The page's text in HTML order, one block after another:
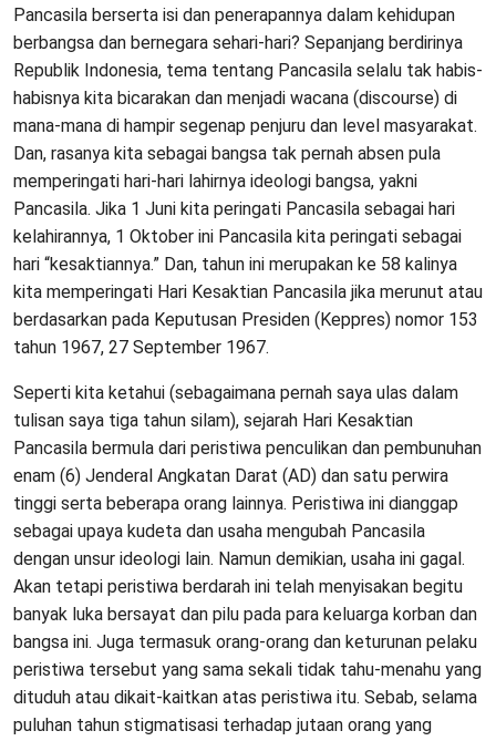
Pancasila berserta isi dan penerapannya dalam kehidupan
berbangsa dan bernegara sehari-hari? Sepanjang berdirinya
Republik Indonesia, tema tentang Pancasila selalu tak habis-
habisnya kita bicarakan dan menjadi wacana (discourse) di
mana-mana di hampir segenap penjuru dan level masyarakat.
Dan, rasanya kita sebagai bangsa tak pernah absen pula
memperingati hari-hari lahirnya ideologi bangsa, yakni
Pancasila. Jika 1 Juni kita peringati Pancasila sebagai hari
kelahirannya, 1 Oktober ini Pancasila kita peringati sebagai
hari “kesaktiannya.” Dan, tahun ini merupakan ke 58 kalinya
kita memperingati Hari Kesaktian Pancasila jika merunut atau
berdasarkan pada Keputusan Presiden (Keppres) nomor 153
tahun 1967, 27 September 1967.
Seperti kita ketahui (sebagaimana pernah saya ulas dalam
tulisan saya tiga tahun silam), sejarah Hari Kesaktian
Pancasila bermula dari peristiwa penculikan dan pembunuhan
enam (6) Jenderal Angkatan Darat (AD) dan satu perwira
tinggi serta beberapa orang lainnya. Peristiwa ini dianggap
sebagai upaya kudeta dan usaha mengubah Pancasila
dengan unsur ideologi lain. Namun demikian, usaha ini gagal.
Akan tetapi peristiwa berdarah ini telah menyisakan begitu
banyak luka bersayat dan pilu pada para keluarga korban dan
bangsa ini. Juga termasuk orang-orang dan keturunan pelaku
peristiwa tersebut yang sama sekali tidak tahu-menahu yang
dituduh atau dikait-kaitkan atas peristiwa itu. Sebab, selama
puluhan tahun stigmatisasi terhadap jutaan orang yang